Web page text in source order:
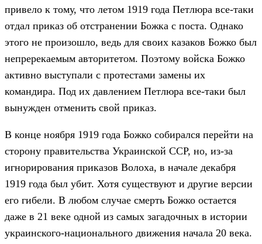
привело к тому, что летом 1919 года Петлюра все-таки
отдал приказ об отстранении Божка с поста. Однако
этого не произошло, ведь для своих казаков Божко был
непререкаемым авторитетом. Поэтому войска Божко
активно выступали с протестами замены их
командира. Под их давлением Петлюра все-таки был
вынужден отменить свой приказ.
В конце ноября 1919 года Божко собирался перейти на
сторону правительства Украинской ССР, но, из-за
игнорирования приказов Волоха, в начале декабря
1919 года был убит. Хотя существуют и другие версии
его гибели. В любом случае смерть Божко остается
даже в 21 веке одной из самых загадочных в истории
украинского-национального движения начала 20 века.